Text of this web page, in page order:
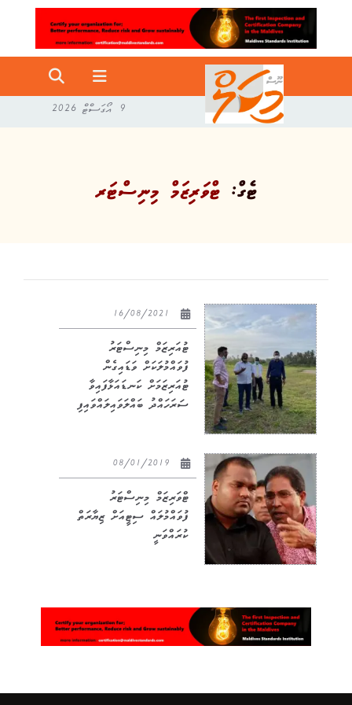
9 އޯގަސްޓް 2026
ޓެގް: ޓްވަރިޒަމް މިނިސްޓަރ
ޓުއަރިޒަމް މިނިސްޓަރު
ފުވައްމުލަކަށް ވަޑައިގެން
ޓުއަރިޒަމަށް ކަނޑައަޅާފައިވާ
ސަރަހައްދު ބައްލަވައިލައްވައިފި
ޓްވަރިޒަމް މިނިސްޓަރު
ފުވައްމުލައް ސިޓީއަށް ޒިޔާރަތް
ކުރައްވަނީ